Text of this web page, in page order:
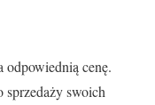
odpowiednią cenę.
swoich